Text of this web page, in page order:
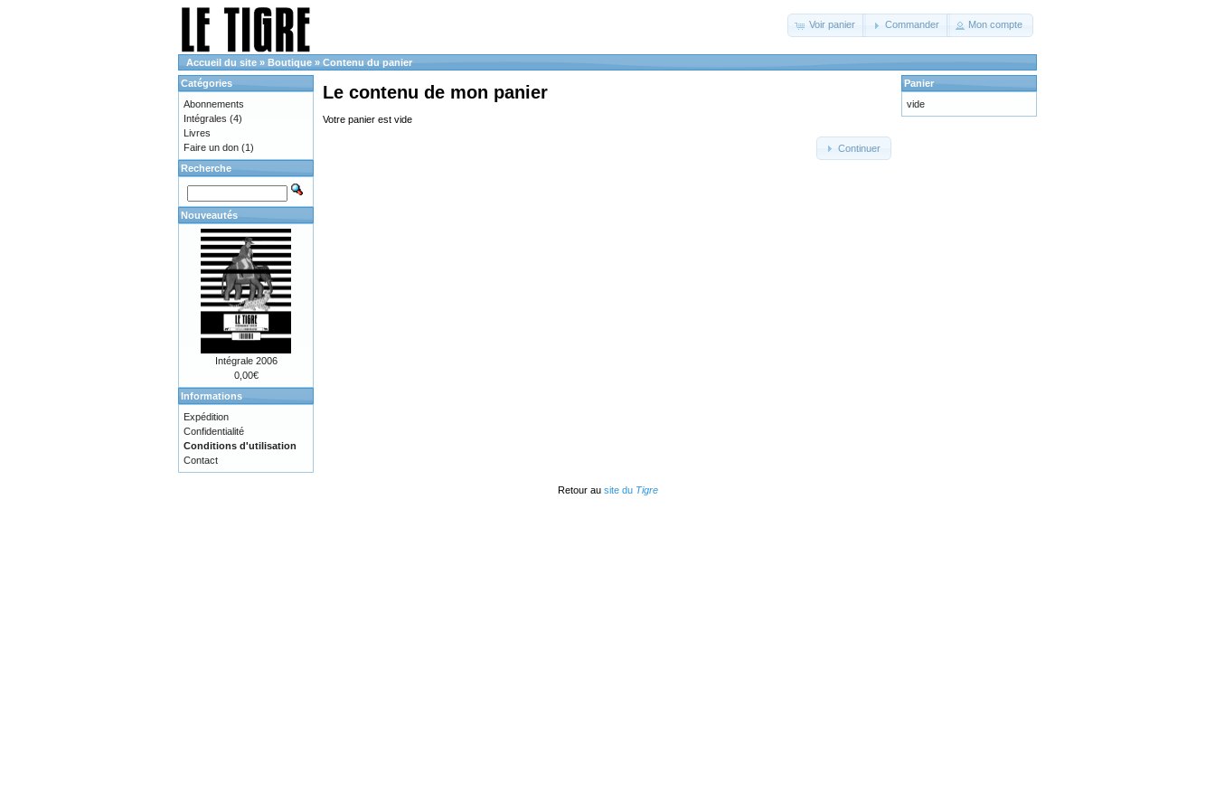
Voir panier Commander Mon compte
Accueil du site » Boutique » Contenu du panier
Le contenu de mon panier
Votre panier est vide
Continuer
Catégories
Abonnements
Intégrales (4)
Livres
Faire un don (1)
Recherche
Nouveautés
Intégrale 2006
0,00€
Informations
Expédition
Confidentialité
Conditions d'utilisation
Contact
Panier
vide
Retour au site du Tigre